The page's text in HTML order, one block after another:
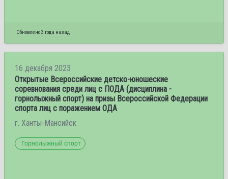
Обновлено 3 года назад
16 декабря 2023
Открытые Всероссийские детско-юношеские
соревнования среди лиц с ПОДА (дисциплина -
горнолыжный спорт) на призы Всероссийской Федерации
спорта лиц с поражением ОДА
г. Ханты-Мансийск
Горнолыжный спорт